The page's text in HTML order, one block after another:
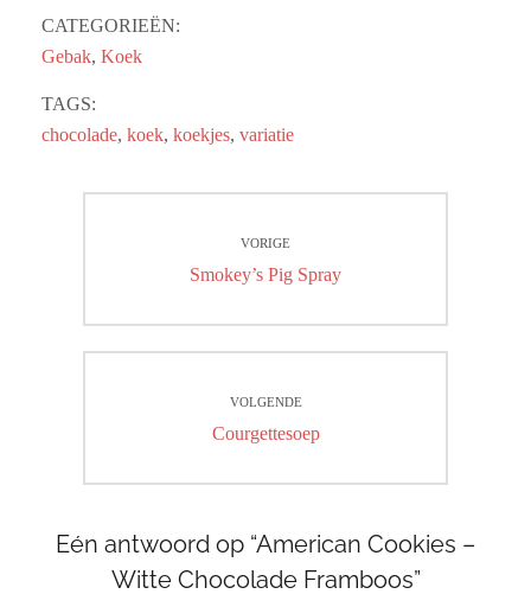
CATEGORIEËN:
Gebak, Koek
TAGS:
chocolade, koek, koekjes, variatie
navigatie
VORIGE
Vorig
Smokey’s Pig Spray
VOLGENDE
Volgend
Courgettesoep
Eén antwoord op “American Cookies –
Witte Chocolade Framboos”